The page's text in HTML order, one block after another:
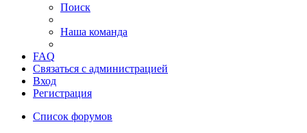
Поиск
Наша команда
FAQ
Связаться с администрацией
Вход
Регистрация
Список форумов